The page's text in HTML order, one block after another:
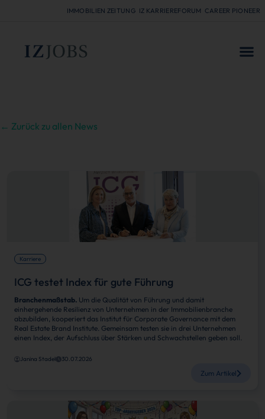
IMMOBILIEN ZEITUNG IZ KARRIEREFORUM CAREER PIONEER
← Zurück zu allen News
Karriere
ICG testet Index für gute Führung
Branchenmaßstab. Um die Qualität von Führung und damit
einhergehende Resilienz von Unternehmen in der Immobilienbranche
abzubilden, kooperiert das Institut für Corporate Governance mit dem
Real Estate Brand Institute. Gemeinsam testen sie in drei Unternehmen
einen Index, der Aufschluss über Stärken und Schwachstellen geben soll.
Janina Stadel 30.07.2026
Zum Artikel